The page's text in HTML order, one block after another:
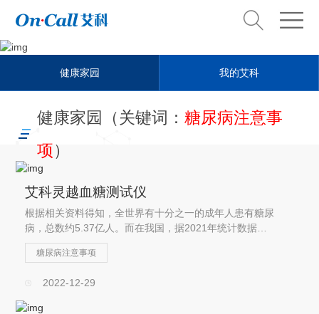
Health steward
健康管家
健康家园 我的艾科
健康家园（关键词：糖尿病注意事
项）
艾科灵越血糖测试仪
根据相关资料得知，全世界有十分之一的成年人患有糖尿
病，总数约5.37亿人。而在我国，据2021年统计数据显
示，20-79岁的糖尿病患者约有1.41亿人。糖尿病作为一
种常见病、多发病，已成为现代疾病中排名第二的杀手，
糖尿病注意事项
2022-12-29